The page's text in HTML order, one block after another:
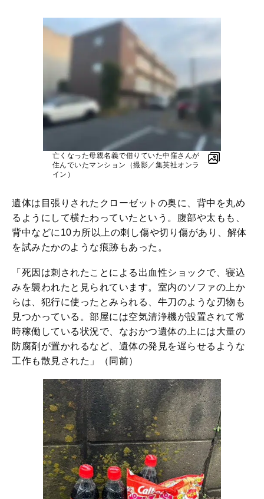
亡くなった母親名義で借りていた中窪さんが
住んでいたマンション（撮影／集英社オンラ
イン）
遺体は目張りされたクローゼットの奥に、背中を丸め
るようにして横たわっていたという。腹部や太もも、
背中などに10カ所以上の刺し傷や切り傷があり、解体
を試みたかのような痕跡もあった。
「死因は刺されたことによる出血性ショックで、寝込
みを襲われたと見られています。室内のソファの上か
らは、犯行に使ったとみられる、牛刀のような刃物も
見つかっている。部屋には空気清浄機が設置されて常
時稼働している状況で、なおかつ遺体の上には大量の
防腐剤が置かれるなど、遺体の発見を遅らせるような
工作も散見された」（同前）